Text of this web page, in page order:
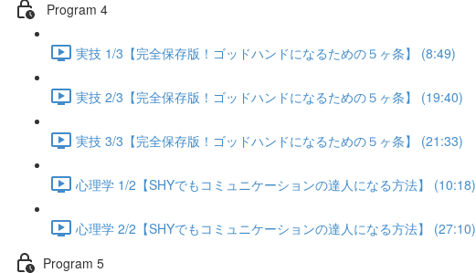
Program 4
実技 1/3【完全保存版！ゴッドハンドになるための５ヶ条】 (8:49)
実技 2/3【完全保存版！ゴッドハンドになるための５ヶ条】 (19:40)
実技 3/3【完全保存版！ゴッドハンドになるための５ヶ条】 (21:33)
心理学 1/2【SHYでもコミュニケーションの達人になる方法】 (10:18)
心理学 2/2【SHYでもコミュニケーションの達人になる方法】 (27:10)
Program 5